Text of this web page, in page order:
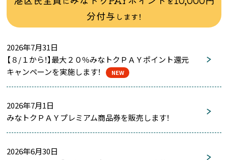
分付与 します！
2026年7月31日
【８/１から！】最大２０％みなトクＰＡＹポイント還元
キャンペーンを実施します！
NEW
2026年7月1日
みなトクＰＡＹプレミアム商品券を販売します！
2026年6月30日